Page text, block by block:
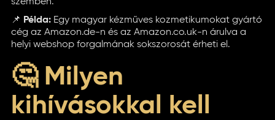
📌 Példa: Egy magyar kézműves kozmetikumokat gyártó
cég az Amazon.de-n és az Amazon.co.uk-n árulva a
helyi webshop forgalmának sokszorosát érheti el.
🤔 Milyen
kihívásokkal kell